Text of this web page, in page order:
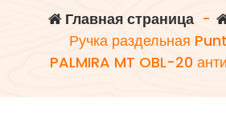
Главная страница -
Ручка раздельная
PALMIRA MT OBL-20